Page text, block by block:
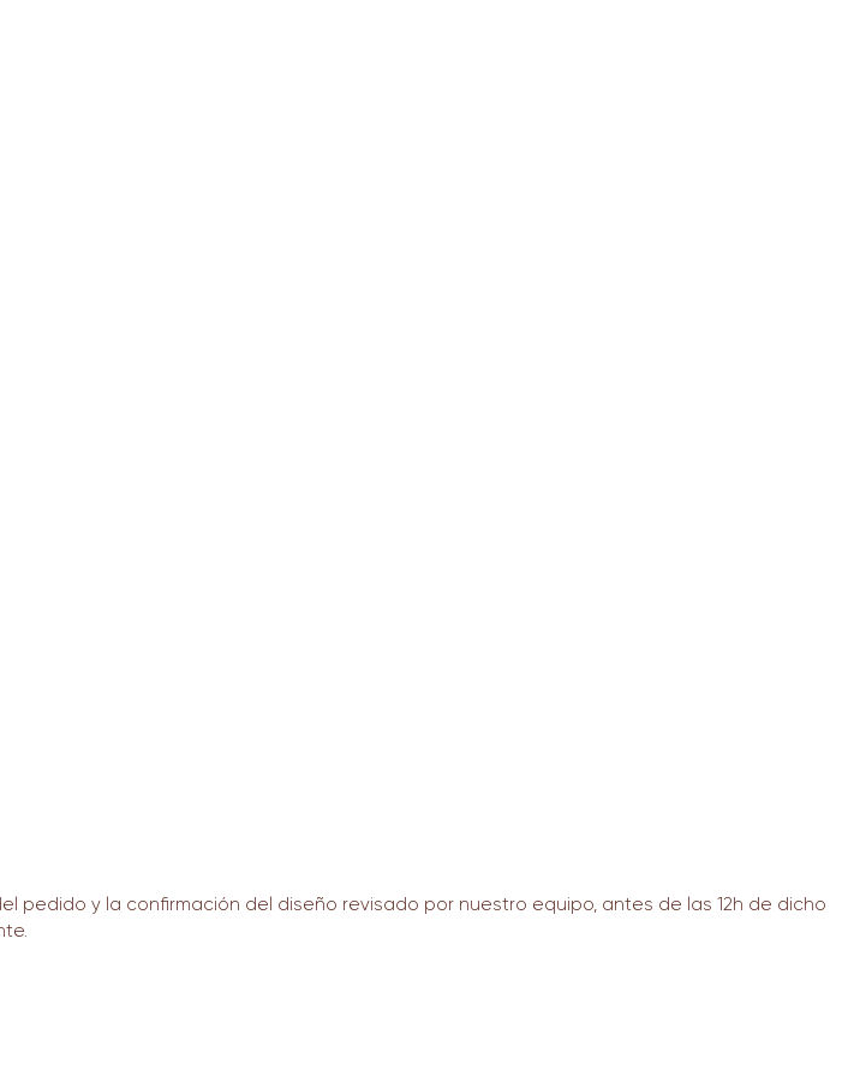
pedido y la confirmación del diseño revisado por nuestro equipo, antes de las 12h de dicho